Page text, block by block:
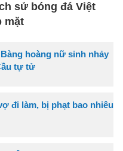
sử bóng đá Việt
mặt
hoàng nữ sinh nhảy
tự tử
đi làm, bị phạt bao nhiêu